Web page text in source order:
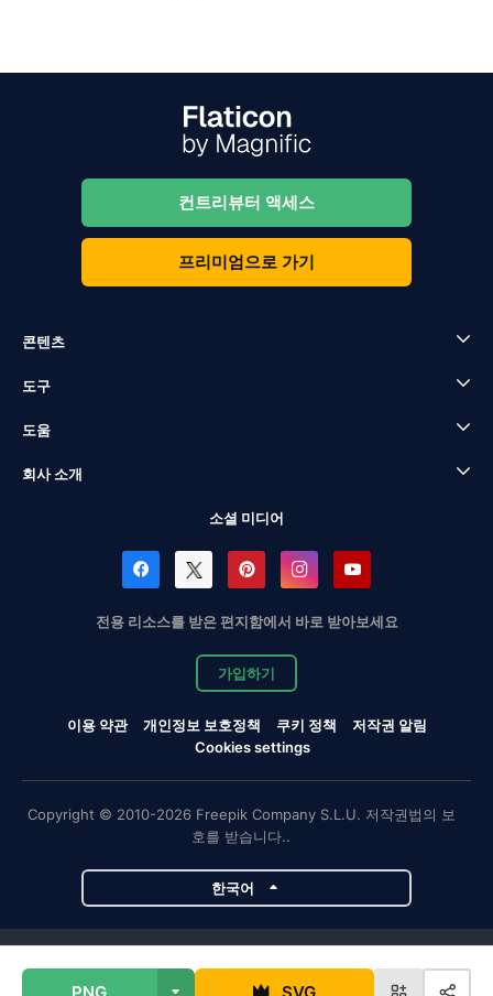
컨트리뷰터 액세스
프리미엄으로 가기
콘텐츠
도구
도움
회사 소개
소셜 미디어
전용 리소스를 받은 편지함에서 바로 받아보세요
가입하기
이용 약관 개인정보 보호정책 쿠키 정책
저작권 알림
Cookies settings
Copyright © 2010-2026 Freepik Company S.L.U. 저작권법의 보
호를 받습니다..
한국어